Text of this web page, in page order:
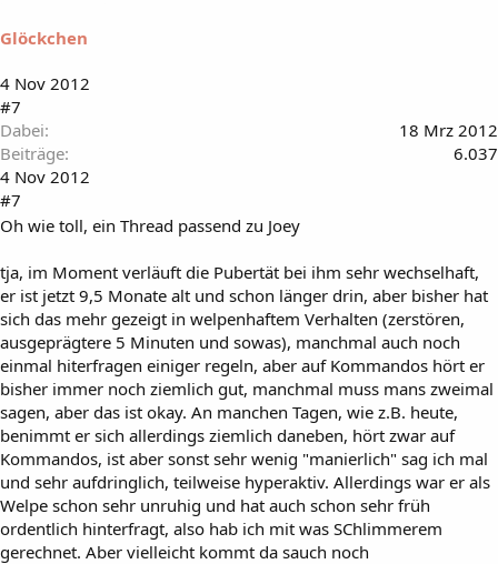
Glöckchen
4 Nov 2012
#7
Dabei
18 Mrz 2012
Beiträge
6.037
4 Nov 2012
#7
Oh wie toll, ein Thread passend zu Joey
tja, im Moment verläuft die Pubertät bei ihm sehr wechselhaft,
er ist jetzt 9,5 Monate alt und schon länger drin, aber bisher hat
sich das mehr gezeigt in welpenhaftem Verhalten (zerstören,
ausgeprägtere 5 Minuten und sowas), manchmal auch noch
einmal hiterfragen einiger regeln, aber auf Kommandos hört er
bisher immer noch ziemlich gut, manchmal muss mans zweimal
sagen, aber das ist okay. An manchen Tagen, wie z.B. heute,
benimmt er sich allerdings ziemlich daneben, hört zwar auf
Kommandos, ist aber sonst sehr wenig "manierlich" sag ich mal
und sehr aufdringlich, teilweise hyperaktiv. Allerdings war er als
Welpe schon sehr unruhig und hat auch schon sehr früh
ordentlich hinterfragt, also hab ich mit was SChlimmerem
gerechnet. Aber vielleicht kommt da sauch noch